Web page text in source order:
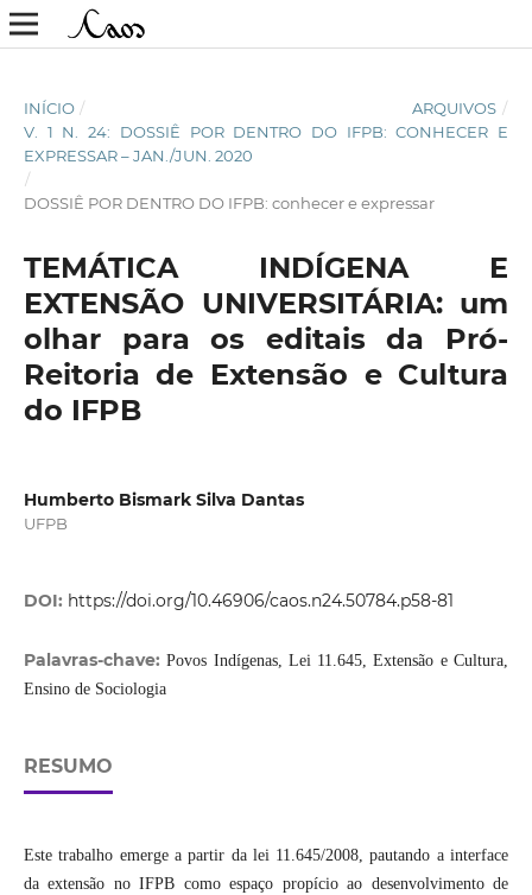
INÍCIO / ARQUIVOS /
V. 1 N. 24: DOSSIÊ POR DENTRO DO IFPB: CONHECER E
EXPRESSAR – JAN./JUN. 2020
/
DOSSIÊ POR DENTRO DO IFPB: conhecer e expressar
TEMÁTICA INDÍGENA E
EXTENSÃO UNIVERSITÁRIA: um
olhar para os editais da Pró-
Reitoria de Extensão e Cultura
do IFPB
Humberto Bismark Silva Dantas
UFPB
DOI: https://doi.org/10.46906/caos.n24.50784.p58-81
Palavras-chave:Povos Indígenas, Lei 11.645, Extensão e Cultura,
Ensino de Sociologia
RESUMO
Este trabalho emerge a partir da lei 11.645/2008, pautando a interface
da extensão no IFPB como espaço propício ao desenvolvimento de